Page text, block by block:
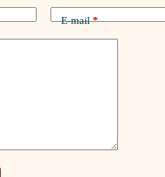
E-mail*